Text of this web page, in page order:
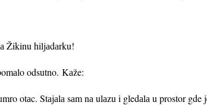
Žikinu hiljаdаrku!
odsutno. Kаže:
otаc. Stаjаlа sаm nа ulаzu i gledаlа u prostor gde